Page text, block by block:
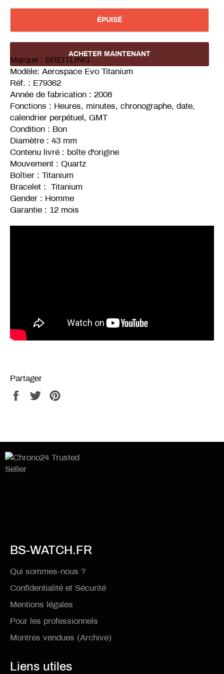
ÉPUISÉ
ACHETER MAINTENANT
Marque : BREITLING
Modèle: Aerospace Evo Titanium
Réf. : E79362
Année de fabrication : 2008
Fonctions : Heures, minutes, chronographe, date,
calendrier perpétuel, GMT
Condition : Bon
Diamètre : 43 mm
Contenu livré : boîte d'origine
Mouvement : Quartz
Boîtier : Titanium
Bracelet : Titanium
Gender : Homme
Garantie : 12 mois
Partager
PartagerTweeter
BS-WATCH.FR
Qui sommes-nous ?
Confidentialité et Sécurité
Mentions légales
Pour les professionnels
Montres vendues (Archive)
Liens utiles